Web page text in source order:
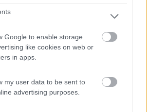
Google to enable storage
like cookies on web or
in apps.
my user data to be sent to
advertising purposes.
8 1
di Lavarone e a circa 1 km dal centro,